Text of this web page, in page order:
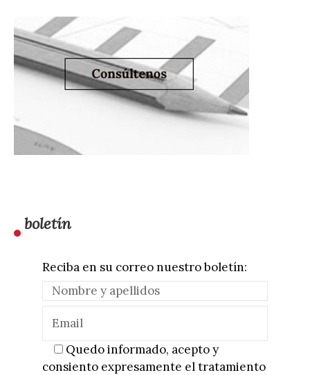
boletín
Reciba en su correo nuestro boletín:
Quedo informado, acepto y
consiento expresamente el tratamiento